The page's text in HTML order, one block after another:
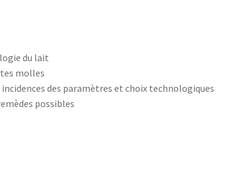
du lait
molles
des paramètres et choix technologiques
possibles